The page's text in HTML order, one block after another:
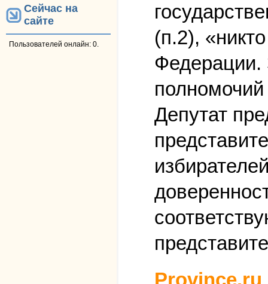
Сейчас на
сайте
Пользователей онлайн: 0.
(п.2),
Федерации.
Депутат
Province.ru